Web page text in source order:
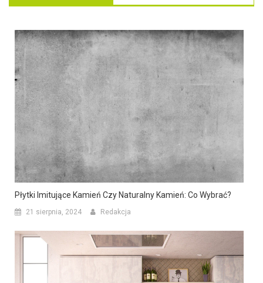
Płytki Imitujące Kamień Czy Naturalny Kamień: Co Wybrać?
21 sierpnia, 2024 Redakcja